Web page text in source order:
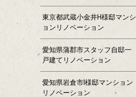
東京都武蔵小金井H様邸マンシ
ョンリノベーション
愛知県蒲郡市スタッフ自邸一
戸建てリノベーション
愛知県岩倉市I様邸マンション
リノベーション